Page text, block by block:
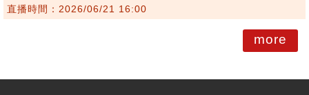
直播時間：2026/06/21 16:00
more